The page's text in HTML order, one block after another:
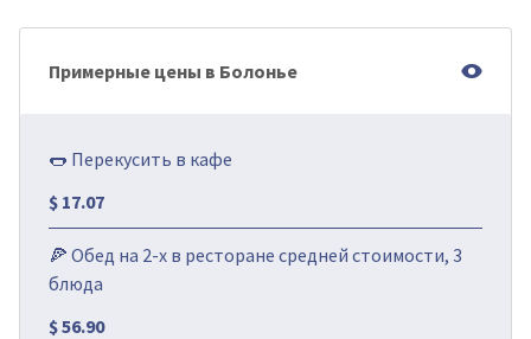
Примерные цены в Болонье
🌭 Перекусить в кафе
$ 17.07
🍕 Обед на 2-х в ресторане средней стоимости, 3
блюда
$ 56.90